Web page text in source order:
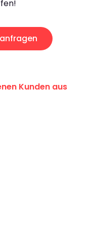
Kunden aus